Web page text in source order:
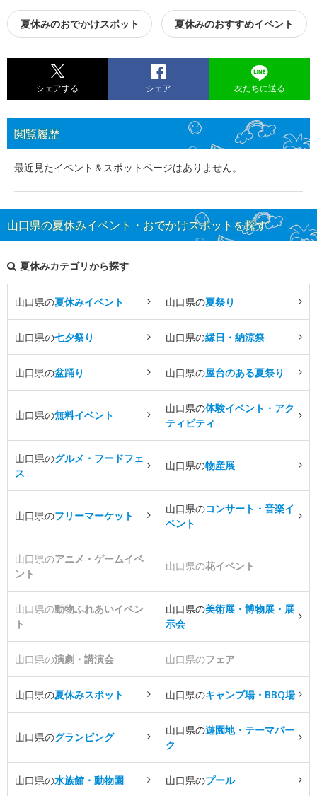
夏休みのおでかけスポット 夏休みのおすすめイベント
シェアする シェア 友だちに送る
閲覧履歴
最近見たイベント＆スポットページはありません。
山口県の夏休みイベント・おでかけスポットを探す
夏休みカテゴリから探す
山口県の夏休みイベント 山口県の夏祭り
山口県の七夕祭り 山口県の縁日・納涼祭
山口県の盆踊り 山口県の屋台のある夏祭り
山口県の無料イベント
山口県の体験イベント・アク
ティビティ
山口県のグルメ・フードフェ
ス
山口県の物産展
山口県のフリーマーケット
山口県のコンサート・音楽イ
ベント
山口県のアニメ・ゲームイベ
ント
山口県の花イベント
山口県の動物ふれあいイベン
ト
山口県の美術展・博物展・展
示会
山口県の演劇・講演会 山口県のフェア
山口県の夏休みスポット 山口県のキャンプ場・BBQ場
山口県のグランピング
山口県の遊園地・テーマパー
ク
山口県の水族館・動物園 山口県のプール